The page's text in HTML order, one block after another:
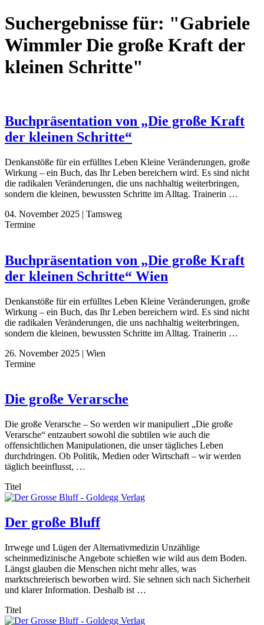
Suchergebnisse für: "Gabriele
Wimmler Die große Kraft der
kleinen Schritte"
Buchpräsentation von „Die große Kraft
der kleinen Schritte“
Denkanstöße für ein erfülltes Leben Kleine Veränderungen, große
Wirkung – ein Buch, das Ihr Leben bereichern wird. Es sind nicht
die radikalen Veränderungen, die uns nachhaltig weiterbringen,
sondern die kleinen, bewussten Schritte im Alltag. Trainerin …
04. November 2025 | Tamsweg
Termine
Buchpräsentation von „Die große Kraft
der kleinen Schritte“ Wien
Denkanstöße für ein erfülltes Leben Kleine Veränderungen, große
Wirkung – ein Buch, das Ihr Leben bereichern wird. Es sind nicht
die radikalen Veränderungen, die uns nachhaltig weiterbringen,
sondern die kleinen, bewussten Schritte im Alltag. Trainerin …
26. November 2025 | Wien
Termine
Die große Verarsche
Die große Verarsche – So werden wir manipuliert „Die große
Verarsche“ entzaubert sowohl die subtilen wie auch die
offensichtlichen Manipulationen, die unser tägliches Leben
durchdringen. Ob Politik, Medien oder Wirtschaft – wir werden
täglich beeinflusst, …
Titel
Der große Bluff
Irrwege und Lügen der Alternativmedizin Unzählige
scheinmedizinische Angebote schießen wie wild aus dem Boden.
Längst glauben die Menschen nicht mehr alles, was
marktschreierisch beworben wird. Sie sehnen sich nach Sicherheit
und klarer Information. Deshalb ist …
Titel